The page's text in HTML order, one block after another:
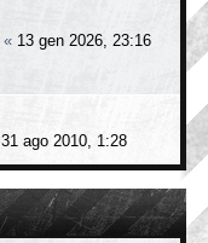
« 13 gen 2026, 23:16
31 ago 2010, 1:28